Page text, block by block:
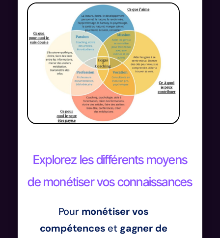
Explorez les différents moyens
de monétiser vos connaissances
Pour monétiser vos
compétences et gagner de